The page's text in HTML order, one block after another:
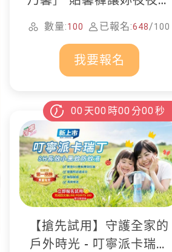
數量:100 已報名:648/100
我要報名
00 天00 時00 分00 秒
【搶先試用】守護全家的
戶外時光 - 叮寧派卡瑞丁